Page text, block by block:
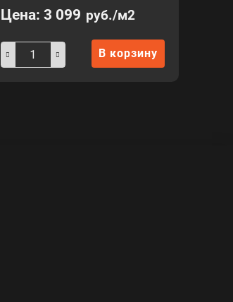
Цена: 3 099 руб./м2
В корзину